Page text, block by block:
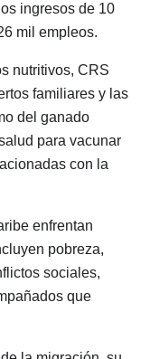
ingresos de 10
mil empleos.
nutritivos, CRS
familiares y las
del ganado
para vacunar
con la
enfrentan
pobreza,
sociales,
que